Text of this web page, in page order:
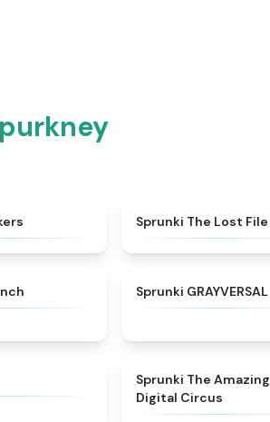
Sprunki The Lost File
Sprunki GRAYVERSAL
Sprunki The Amazing
Digital Circus